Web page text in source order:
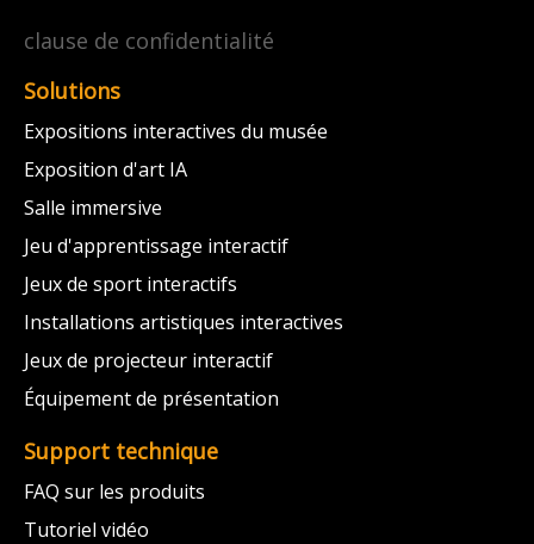
clause de confidentialité
Solutions
Expositions interactives du musée
Exposition d'art IA
Salle immersive
Jeu d'apprentissage interactif
Jeux de sport interactifs
Installations artistiques interactives
Jeux de projecteur interactif
Équipement de présentation
Support technique
FAQ sur les produits
Tutoriel vidéo